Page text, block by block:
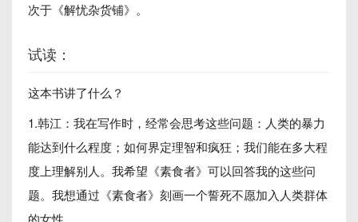
次于《解忧杂货铺》。
试读：
这本书讲了什么？
1.韩江：我在写作时，经常会思考这些问题：人类的暴力
能达到什么程度；如何界定理智和疯狂；我们能在多大程
度上理解别人。我希望《素食者》可以回答我的这些问
题。我想通过《素食者》刻画一个誓死不愿加入人类群体
的女性。